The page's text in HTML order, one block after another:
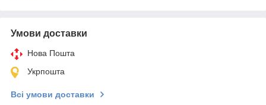
Умови доставки
Нова Пошта
Укрпошта
Всі умови доставки